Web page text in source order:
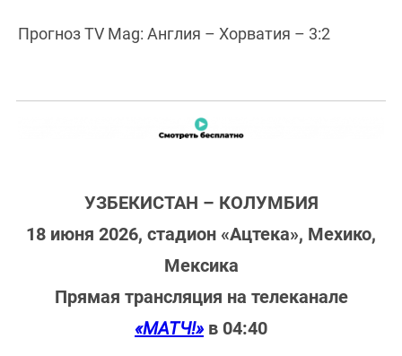
Прогноз TV Mag: Англия – Хорватия – 3:2
УЗБЕКИСТАН – КОЛУМБИЯ
18 июня 2026, стадион «Ацтека», Мехико,
Мексика
Прямая трансляция на телеканале
«МАТЧ!» в 04:40